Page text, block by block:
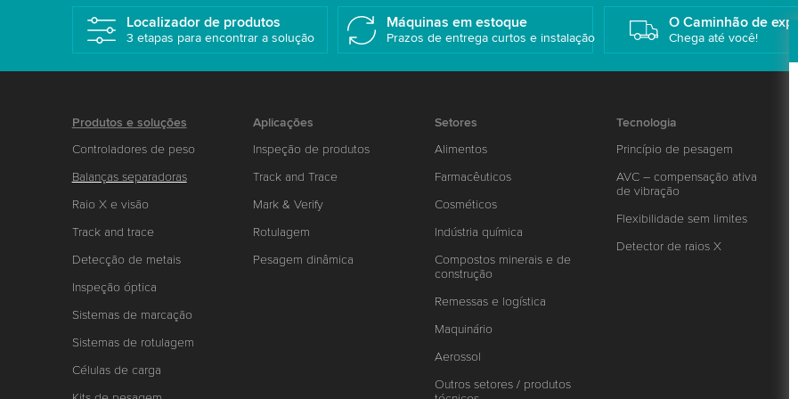
Localizador de produtos
3 etapas para encontrar a solução
Máquinas em estoque
Prazos de entrega curtos e instalação
O Caminhão de
Chega até você!
Produtos e soluções
Controladores de peso
Balanças separadoras
Raio X e visão
Track and trace
Detecção de metais
Inspeção óptica
Sistemas de marcação
Sistemas de rotulagem
Células de carga
Aplicações
Inspeção de produtos
Track and Trace
Mark & Verify
Rotulagem
Pesagem dinâmica
Setores
Alimentos
Farmacêuticos
Cosméticos
Indústria química
Compostos minerais e de
construção
Remessas e logística
Maquinário
Aerossol
Outros setores / produtos
Tecnologia
Princípio de pesagem
AVC – compensação ativa
de vibração
Flexibilidade sem limites
Detector de raios X